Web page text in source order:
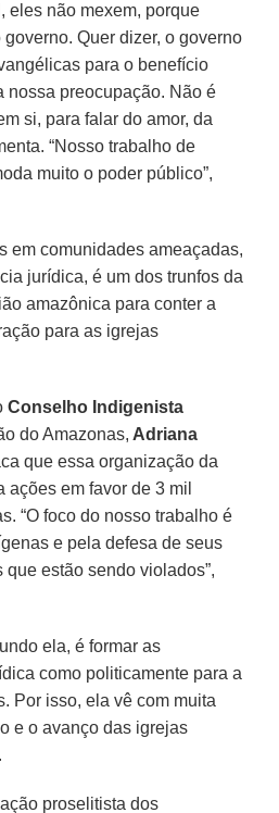
eles não mexem, porque
Quer dizer, o governo
para o benefício
nossa preocupação. Não é
si, para falar do amor, da
“Nosso trabalho de
muito o poder público”,
em comunidades ameaçadas,
jurídica, é um dos trunfos da
amazônica para conter a
para as igrejas
Conselho Indigenista
do Amazonas, Adriana
que essa organização da
ações em favor de 3 mil
“O foco do nosso trabalho é
e pela defesa de seus
estão sendo violados”,
ela, é formar as
como politicamente para a
Por isso, ela vê com muita
e o avanço das igrejas
proselitista dos